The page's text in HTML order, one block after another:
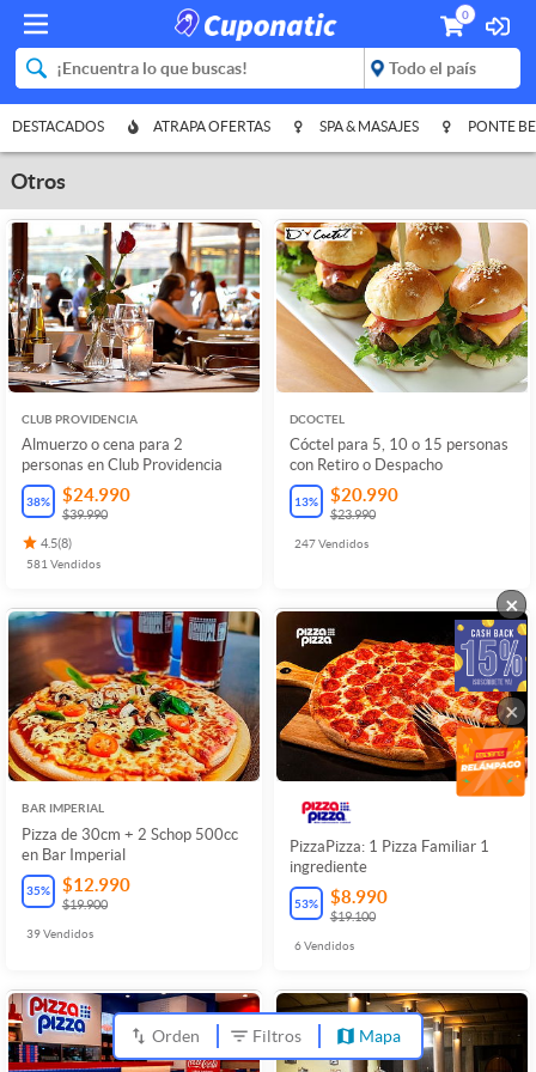
0
DESTACADOS ATRAPA OFERTAS SPA & MASAJES PONTE
Otros
CLUB PROVIDENCIA
Almuerzo o cena para 2
personas en Club Providencia
38% $24.990
$39.990
4.5(8)
581 Vendidos
DCOCTEL
Cóctel para 5, 10 o 15 personas
con Retiro o Despacho
13% $20.990
$23.990
247Vendidos
BAR IMPERIAL
Pizza de 30cm + 2 Schop 500cc
en Bar Imperial
35% $12.990
$19.900
39Vendidos
PizzaPizza: 1 Pizza Familiar 1
ingrediente
53% $8.990
$19.100
6Vendidos
Orden Filtros Mapa
×
×